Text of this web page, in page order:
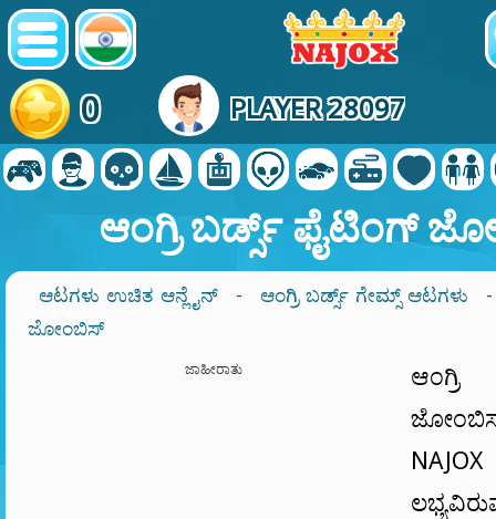
0 PLAYER 28097
ಆಂಗ್ರಿ ಬರ್ಡ್ಸ್ ಫೈಟಿಂಗ್
ಆಟಗಳು ಉಚಿತ ಆನ್ಲೈನ್ - ಆಂಗ್ರಿ ಬರ್ಡ್ಸ್ ಗೇಮ್ಸ್ ಆಟಗಳು
ಜೋಂಬಿಸ್
ಜಾಹೀರಾತು
ಆಂಗ್ರಿ